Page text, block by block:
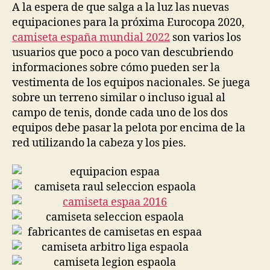
A la espera de que salga a la luz las nuevas
equipaciones para la próxima Eurocopa 2020,
camiseta españa mundial 2022 son varios los
usuarios que poco a poco van descubriendo
informaciones sobre cómo pueden ser la
vestimenta de los equipos nacionales. Se juega
sobre un terreno similar o incluso igual al
campo de tenis, donde cada uno de los dos
equipos debe pasar la pelota por encima de la
red utilizando la cabeza y los pies.